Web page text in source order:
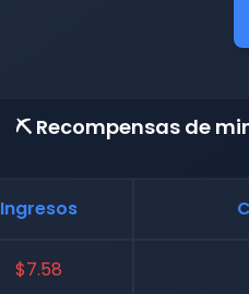
⛏️ Recompensas de
Ingresos
$7.58